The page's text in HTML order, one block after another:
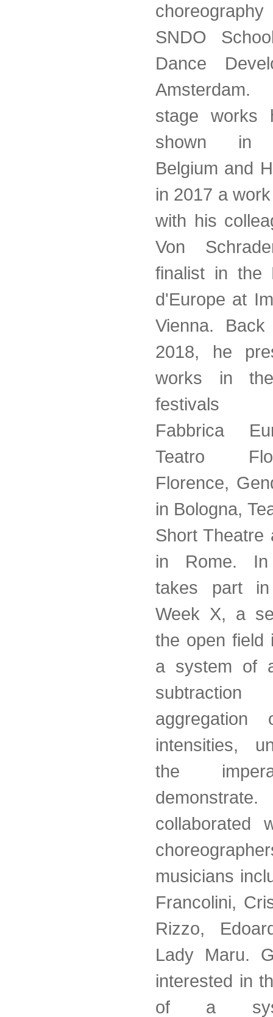
SNDO
Dance
stage works
shown in
Belgium and
in 2017 a
with his
Von
finalist in the
d'Europe at
Vienna.
2018, he
works in
festivals
Fabbrica
Teatro
Florence,
in Bologna,
Short Theatre
in Rome.
takes part
Week X, a
the open field
a system of
aggregation
intensities,
the
collaborated
musicians
Francolini,
Rizzo,
Lady Maru.
interested in
of a